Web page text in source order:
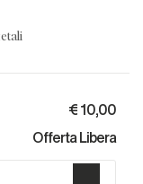
€ 10,00
Offerta Libera